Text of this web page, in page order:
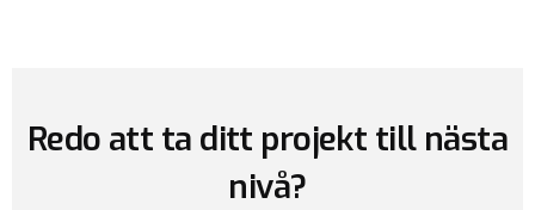
Redo att ta ditt projekt till nästa
nivå?